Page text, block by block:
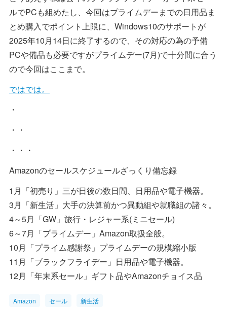
ルでPCも組めたし、今回はプライムデーまでの日用品ま
とめ購入でポイント上限に、Windows10のサポートが
2025年10月14日に終了するので、その対応の為の予備
PCや備品も必要ですがプライムデー(7月)で十分間に合う
ので今回はここまで。
ではでは。
・
・・
・・・
Amazonのセールスケジュールざっくり備忘録
1月「初売り」三が日後の数日間、日用品や電子機器。
3月「新生活」大手の決算前かつ異動組や就職組の諸々。
4～5月「GW」旅行・レジャー系(ミニセール)
6～7月「プライムデー」Amazon取扱全般。
10月「プライム感謝祭」プライムデーの規模縮小版
11月「ブラックフライデー」日用品や電子機器。
12月「年末系セール」ギフト品やAmazonチョイス品
Amazon セール 新生活